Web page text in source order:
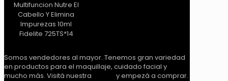
Somos vendedores al mayor. Tenemos gran variedad
en productos para el maquillaje, cuidado facial y
mucho más. Visitá nuestra
y empezá a comprar.